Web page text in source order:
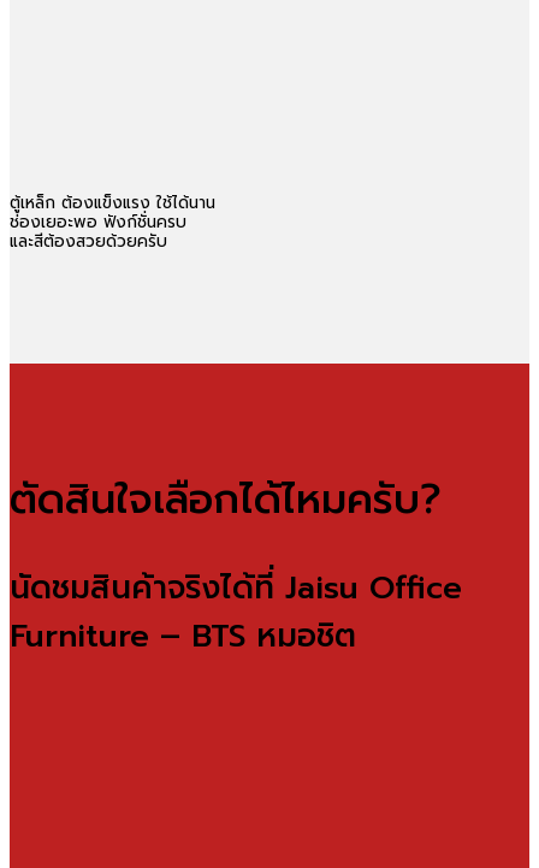
ตู้เหล็ก ต้องแข็งแรง ใช้ได้นาน
ช่องเยอะพอ ฟังก์ชั่นครบ
และสีต้องสวยด้วยครับ
ตัดสินใจเลือกได้ไหมครับ?
นัดชมสินค้าจริงได้ที่ Jaisu Office
Furniture – BTS หมอชิต